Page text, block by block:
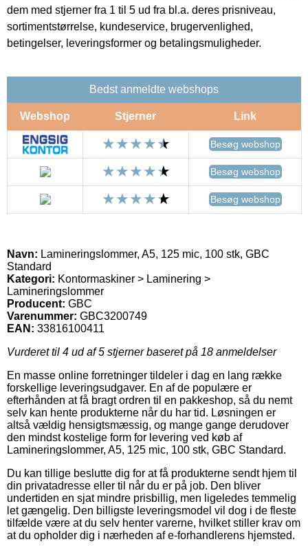
dem med stjerner fra 1 til 5 ud fra bl.a. deres prisniveau,
sortimentstørrelse, kundeservice, brugervenlighed,
betingelser, leveringsformer og betalingsmuligheder.
Bedst anmeldte webshops
Webshop Stjerner Link
Besøg webshop
Besøg webshop
Besøg webshop
Navn: Lamineringslommer, A5, 125 mic, 100 stk, GBC
Standard
Kategori: Kontormaskiner > Laminering >
Lamineringslommer
Producent: GBC
Varenummer: GBC3200749
EAN: 33816100411
Vurderet til 4 ud af 5 stjerner baseret på 18 anmeldelser
En masse online forretninger tildeler i dag en lang række
forskellige leveringsudgaver. En af de populære er
efterhånden at få bragt ordren til en pakkeshop, så du nemt
selv kan hente produkterne når du har tid. Løsningen er
altså vældig hensigtsmæssig, og mange gange derudover
den mindst kostelige form for levering ved køb af
Lamineringslommer, A5, 125 mic, 100 stk, GBC Standard.
Du kan tillige beslutte dig for at få produkterne sendt hjem til
din privatadresse eller til når du er på job. Den bliver
undertiden en sjat mindre prisbillig, men ligeledes temmelig
let gængelig. Den billigste leveringsmodel vil dog i de fleste
tilfælde være at du selv henter varerne, hvilket stiller krav om
at du opholder dig i nærheden af e-forhandlerens hjemsted.